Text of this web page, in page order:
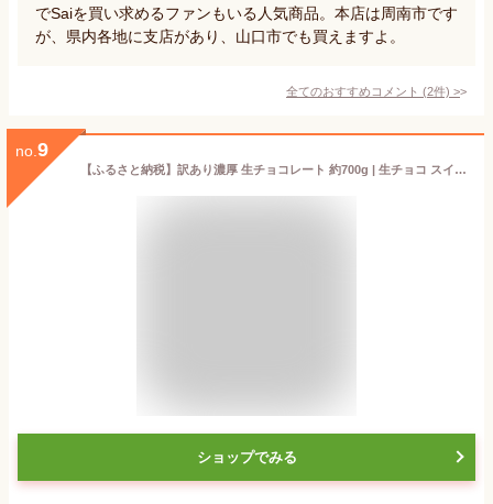
でSaiを買い求めるファンもいる人気商品。本店は周南市です
が、県内各地に支店があり、山口市でも買えますよ。
全てのおすすめコメント (2件) >
no. 9
【ふるさと納税】訳あり濃厚 生チョコレート 約700g | 生チョコ スイーツ 自分用チョコ プレゼント 贈答用 洋菓子 菓子 カカオ スイートチョコ 大容量 簡易包装 業務用 ご家庭 お子様 おやつ 贈答 ギフト お取り寄せ わけあり ワケアリ 自社 製菓 山口県 宇部市
ショップでみる